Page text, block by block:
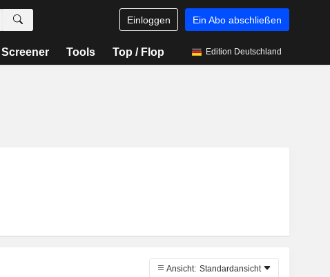
Einloggen Ein Abo abschließen
Screener Tools Top / Flop Edition Deutschland
Ansicht: Standardansicht